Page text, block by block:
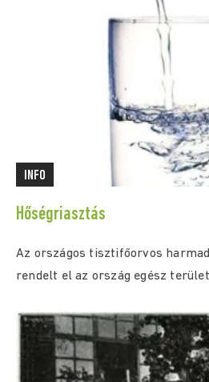
INFO
Hőségriasztás
Az országos tisztifőorvos
rendelt el az ország egész